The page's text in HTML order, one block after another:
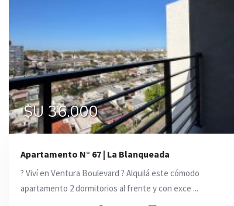
$U 36.000
Apartamento N° 67 | La Blanqueada
? Viví en Ventura Boulevard ? Alquilá este cómodo
apartamento 2 dormitorios al frente y con exce ...
$U 28.000
0